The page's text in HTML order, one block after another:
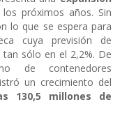
los próximos años. Sin
lo que se espera para
cuya previsión de
sólo en el 2,2%. De
de contenedores
un crecimiento del
130,5 millones de